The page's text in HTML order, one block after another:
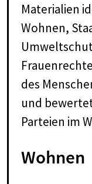
Materialien
Wohnen,
des
und
Parteien im
Woh­nen